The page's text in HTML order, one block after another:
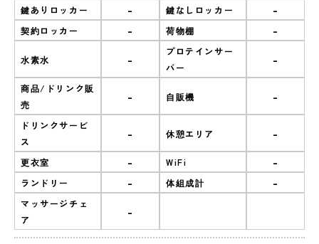
鍵ありロッカー - 鍵なしロッカー -
契約ロッカー - 荷物棚 -
水素水 -
プロテインサー
バー
-
商品/ドリンク販
売
- 自販機 -
ドリンクサービ
ス
- 休憩エリア -
更衣室 - WiFi -
ランドリー - 体組成計 -
マッサージチェ
ア
-